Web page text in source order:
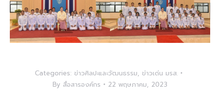
Categories: ข่าวศิลปะและวัฒนธรรม, ข่าวเด่น มรส.
By สื่อสารองค์กร 22 พฤษภาคม, 2023